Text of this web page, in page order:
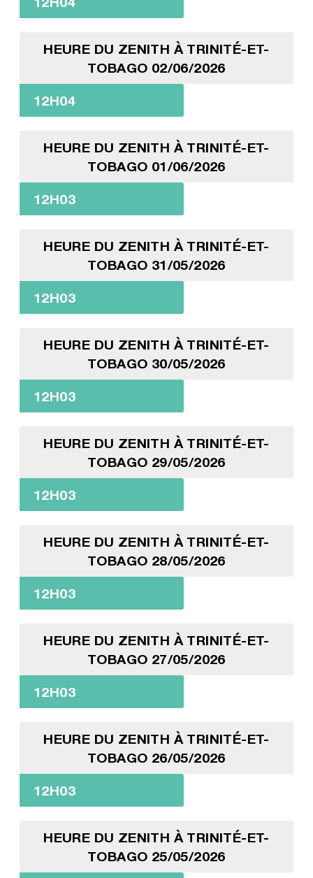
HEURE DU ZENITH À TRINITÉ-ET-
TOBAGO 02/06/2026
12H04
HEURE DU ZENITH À TRINITÉ-ET-
TOBAGO 01/06/2026
12H03
HEURE DU ZENITH À TRINITÉ-ET-
TOBAGO 31/05/2026
12H03
HEURE DU ZENITH À TRINITÉ-ET-
TOBAGO 30/05/2026
12H03
HEURE DU ZENITH À TRINITÉ-ET-
TOBAGO 29/05/2026
12H03
HEURE DU ZENITH À TRINITÉ-ET-
TOBAGO 28/05/2026
12H03
HEURE DU ZENITH À TRINITÉ-ET-
TOBAGO 27/05/2026
12H03
HEURE DU ZENITH À TRINITÉ-ET-
TOBAGO 26/05/2026
12H03
HEURE DU ZENITH À TRINITÉ-ET-
TOBAGO 25/05/2026